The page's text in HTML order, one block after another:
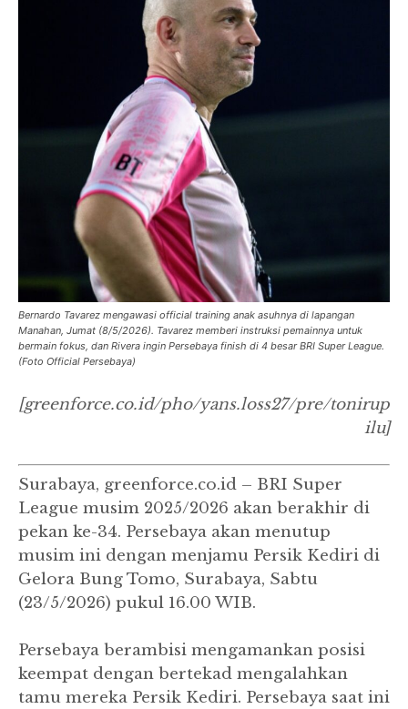
Bernardo Tavarez mengawasi official training anak asuhnya di lapangan
Manahan, Jumat (8/5/2026). Tavarez memberi instruksi pemainnya untuk
bermain fokus, dan Rivera ingin Persebaya finish di 4 besar BRI Super League.
(Foto Official Persebaya)
[greenforce.co.id/pho/yans.loss27/pre/tonirup
ilu]
Surabaya, greenforce.co.id – BRI Super
League musim 2025/2026 akan berakhir di
pekan ke-34. Persebaya akan menutup
musim ini dengan menjamu Persik Kediri di
Gelora Bung Tomo, Surabaya, Sabtu
(23/5/2026) pukul 16.00 WIB.
Persebaya berambisi mengamankan posisi
keempat dengan bertekad mengalahkan
tamu mereka Persik Kediri. Persebaya saat ini